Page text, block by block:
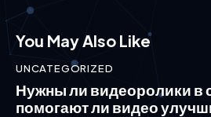
You May Also Like
UNCATEGORIZED
Нужны ли видеоролики в
помогают ли видео